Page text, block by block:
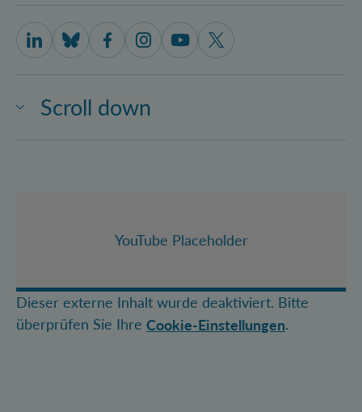
Scroll down
IQOQI Vienna on LinkedIn
IQOQI Vienna on Bluesky
IQOQI Vienna on Facebook
IQOQI Vienna on Instagram
IQOQI Vienna on Youtube
IQOQI Vienna on X
YouTube Placeholder
Dieser externe Inhalt wurde deaktiviert. Bitte
überprüfen Sie Ihre Cookie-Einstellungen.